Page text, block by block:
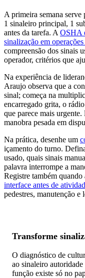
A primeira semana
1 sinaleiro principal, 1
antes da tarefa. A OSHA
sinalização em
compreensão dos sinais
operador, critérios que
Na experiência de
Araujo observa que a
sinal; começa na
encarregado grita, o
que parece mais
manobra pesada em
Na prática, desenhe um
içamento do turno.
usado, quais sinais
palavra interrompe a
Registre também
interface antes de
pedestres, manutenção
Transforme
O diagnóstico de
ao sinaleiro autoridade
função existe só no